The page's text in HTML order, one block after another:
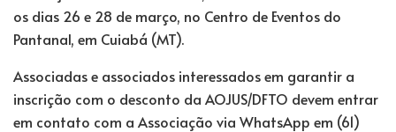
os dias 26 e 28 de março, no Centro de Eventos do
Pantanal, em Cuiabá (MT).
Associadas e associados interessados em garantir a
inscrição com o desconto da AOJUS/DFTO devem entrar
em contato com a Associação via WhatsApp em (61)